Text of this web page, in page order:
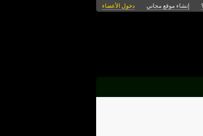
إنشاء موقع مجاني دخول الأعضاء